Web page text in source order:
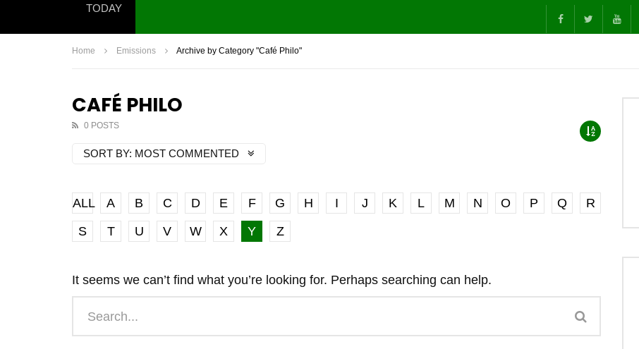
TODAY
Home Emissions Archive by Category "Café Philo"
CAFÉ PHILO
0 POSTS
SORT BY: MOST COMMENTED
ALL A B C D E F G H I J K L M N O P Q
R
S
T U V W X Y Z
It seems we can’t find what you’re looking for. Perhaps searching can help.